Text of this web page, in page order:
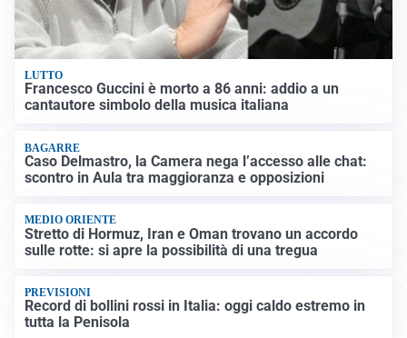
LUTTO
Francesco Guccini è morto a 86 anni: addio a un
cantautore simbolo della musica italiana
BAGARRE
Caso Delmastro, la Camera nega l’accesso alle chat:
scontro in Aula tra maggioranza e opposizioni
MEDIO ORIENTE
Stretto di Hormuz, Iran e Oman trovano un accordo
sulle rotte: si apre la possibilità di una tregua
PREVISIONI
Record di bollini rossi in Italia: oggi caldo estremo in
tutta la Penisola